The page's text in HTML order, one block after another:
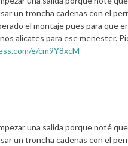
un troncha cadenas con el
el montaje pues para que
alicates para ese menester.
e/cm9Y8xcM
una salida porque noté
un troncha cadenas con el